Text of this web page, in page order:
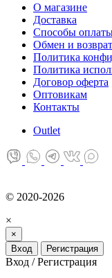
О магазине
Доставка
Способы
Обмен и
Политика
Политика
Договор оферта
Оптовикам
Контакты
Оutlet
© 2020-2026
×
×
Вход
Регистрация
Вход / Регистрация